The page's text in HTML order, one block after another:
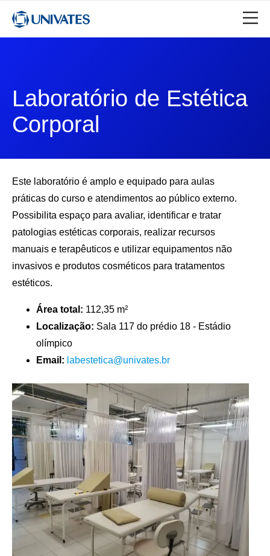
Laboratório de Estética
Corporal
Este laboratório é amplo e equipado para aulas
práticas do curso e atendimentos ao público externo.
Possibilita espaço para avaliar, identificar e tratar
patologias estéticas corporais, realizar recursos
manuais e terapêuticos e utilizar equipamentos não
invasivos e produtos cosméticos para tratamentos
estéticos.
Área total: 112,35 m²
Localização: Sala 117 do prédio 18 - Estádio
olímpico
Email: labestetica@univates.br